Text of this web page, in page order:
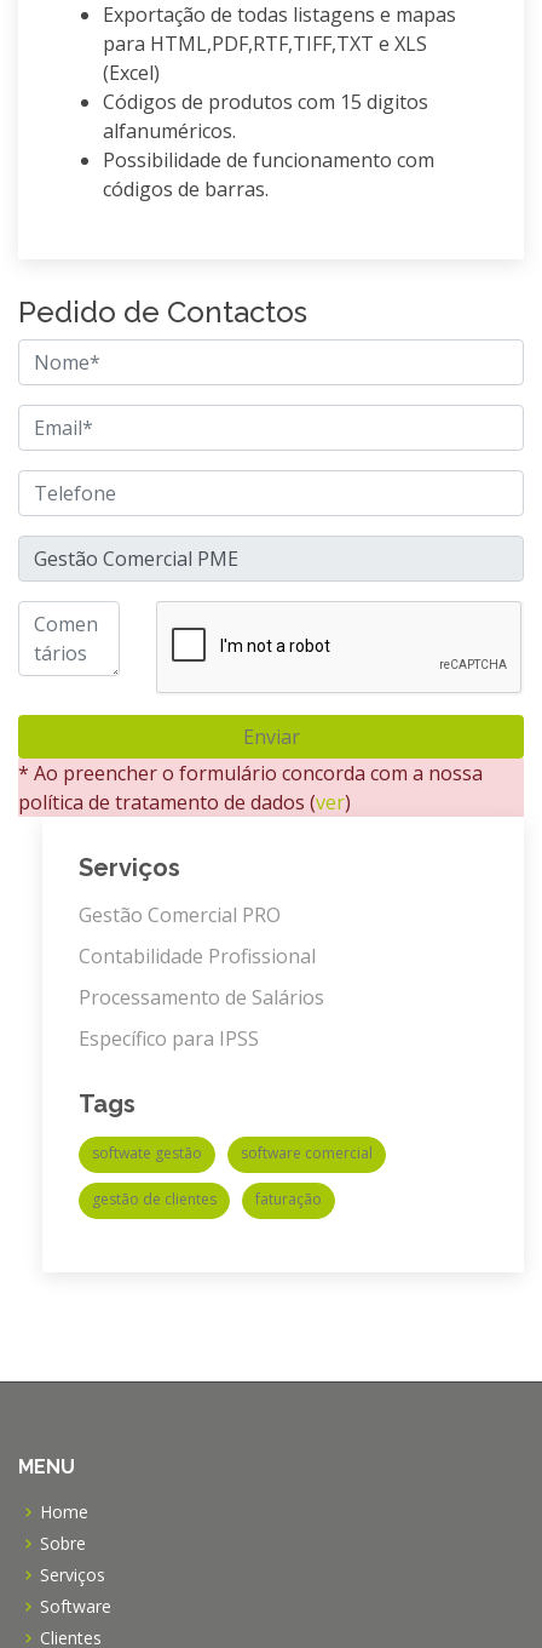
Exportação de todas listagens e mapas
para HTML,PDF,RTF,TIFF,TXT e XLS
(Excel)
Códigos de produtos com 15 digitos
alfanuméricos.
Possibilidade de funcionamento com
códigos de barras.
Pedido de Contactos
Enviar
* Ao preencher o formulário concorda com a nossa
política de tratamento de dados (ver)
Serviços
Gestão Comercial PRO
Contabilidade Profissional
Processamento de Salários
Específico para IPSS
Tags
softwate gestão software comercial
gestão de clientes faturação
MENU
Home
Sobre
Serviços
Software
Clientes